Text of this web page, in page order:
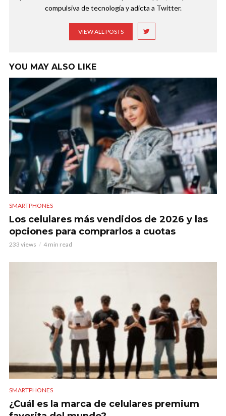
compulsiva de tecnología y adicta a Twitter.
VIEW ALL POSTS
YOU MAY ALSO LIKE
SMARTPHONES
Los celulares más vendidos de 2026 y las
opciones para comprarlos a cuotas
233 views 4 min read
SMARTPHONES
¿Cuál es la marca de celulares premium